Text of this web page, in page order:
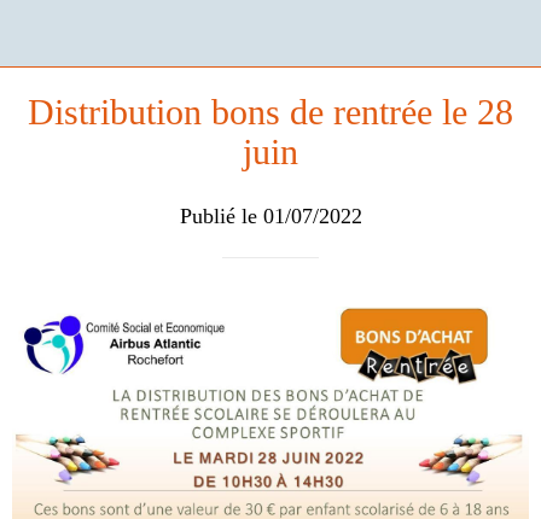
Distribution bons de rentrée le 28
juin
Publié le 01/07/2022